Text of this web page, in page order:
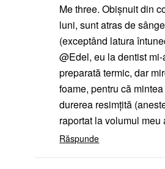
Me three. Obișnuit din
luni, sunt atras de
(exceptând latura
@Edel, eu la dentist
preparată termic, dar
foame, pentru că
durerea resimțită
raportat la volumul meu
Răspunde